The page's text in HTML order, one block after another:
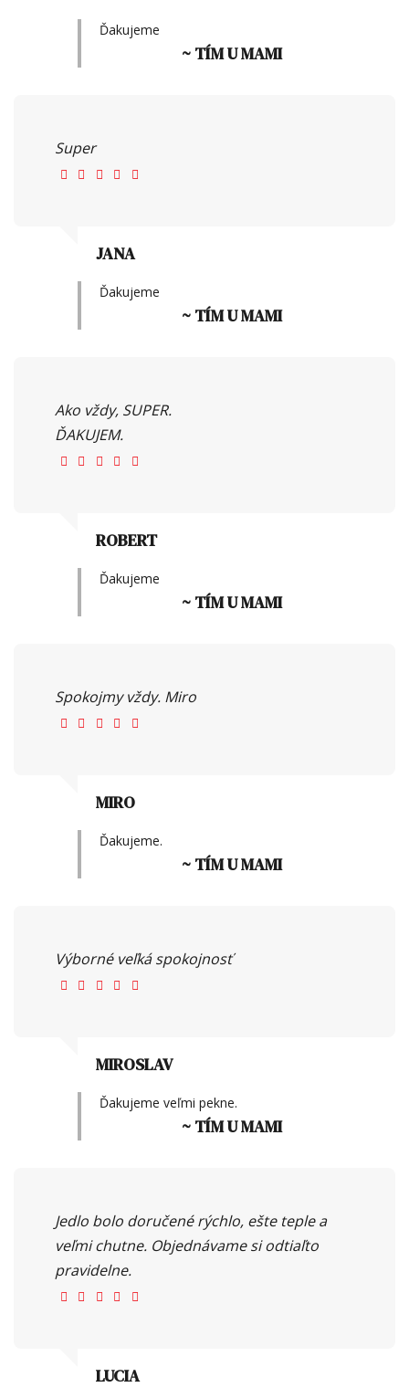
Ďakujeme
~ TÍM U MAMI
Super
JANA
Ďakujeme
~ TÍM U MAMI
Ako vždy, SUPER.
ĎAKUJEM.
ROBERT
Ďakujeme
~ TÍM U MAMI
Spokojmy vždy. Miro
MIRO
Ďakujeme.
~ TÍM U MAMI
Výborné veľká spokojnosť
MIROSLAV
Ďakujeme veľmi pekne.
~ TÍM U MAMI
Jedlo bolo doručené rýchlo, ešte teple a
veľmi chutne. Objednávame si odtiaľto
pravidelne.
LUCIA